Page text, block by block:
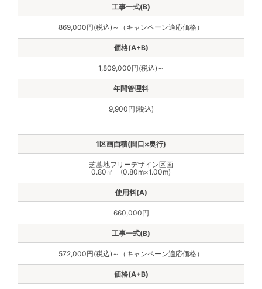
869,000円(税込)～（キャンペーン適応価格）
1,809,000円(税込)～
9,900円(税込)
芝墓地フリーデザイン区画
0.80㎡ (0.80m×1.00m)
660,000円
572,000円(税込)～（キャンペーン適応価格）